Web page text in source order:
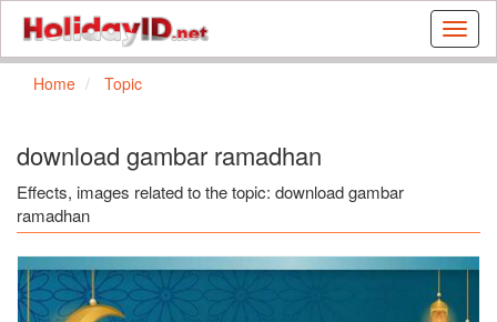
Buat
kartu
Home Topic
download gambar ramadhan
Effects, images related to the topic: download gambar
ramadhan